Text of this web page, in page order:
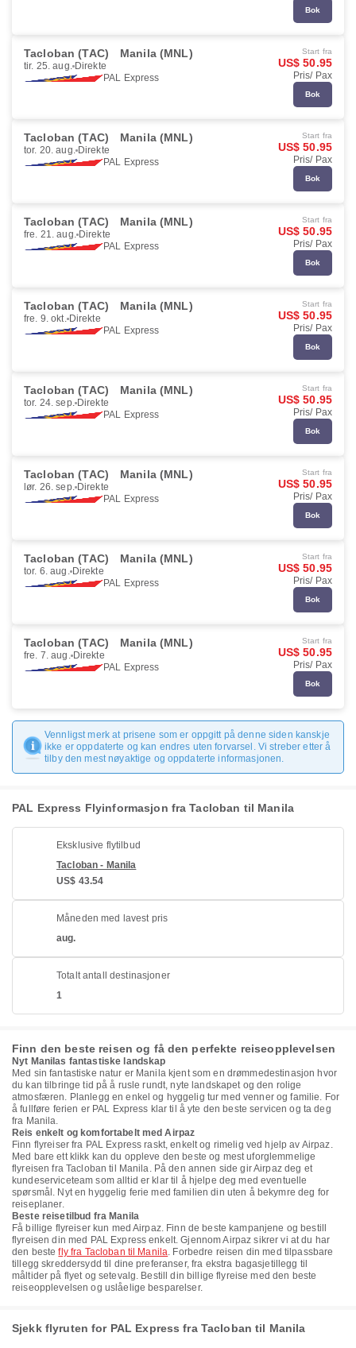
Bok
Tacloban (TAC) Manila (MNL)
tir. 25. aug. Direkte
PAL Express
Start fra
US$ 50.95
Pris/ Pax
Bok
Tacloban (TAC) Manila (MNL)
tor. 20. aug. Direkte
PAL Express
Start fra
US$ 50.95
Pris/ Pax
Bok
Tacloban (TAC) Manila (MNL)
fre. 21. aug. Direkte
PAL Express
Start fra
US$ 50.95
Pris/ Pax
Bok
Tacloban (TAC) Manila (MNL)
fre. 9. okt. Direkte
PAL Express
Start fra
US$ 50.95
Pris/ Pax
Bok
Tacloban (TAC) Manila (MNL)
tor. 24. sep. Direkte
PAL Express
Start fra
US$ 50.95
Pris/ Pax
Bok
Tacloban (TAC) Manila (MNL)
lør. 26. sep. Direkte
PAL Express
Start fra
US$ 50.95
Pris/ Pax
Bok
Tacloban (TAC) Manila (MNL)
tor. 6. aug. Direkte
PAL Express
Start fra
US$ 50.95
Pris/ Pax
Bok
Tacloban (TAC) Manila (MNL)
fre. 7. aug. Direkte
PAL Express
Start fra
US$ 50.95
Pris/ Pax
Bok
Vennligst merk at prisene som er oppgitt på denne siden kanskje
ikke er oppdaterte og kan endres uten forvarsel. Vi streber etter å
tilby den mest nøyaktige og oppdaterte informasjonen.
PAL Express Flyinformasjon fra Tacloban til Manila
Eksklusive flytilbud
Tacloban - Manila
US$ 43.54
Måneden med lavest pris
aug.
Totalt antall destinasjoner
1
Finn den beste reisen og få den perfekte reiseopplevelsen
Nyt Manilas fantastiske landskap
Med sin fantastiske natur er Manila kjent som en drømmedestinasjon hvor
du kan tilbringe tid på å rusle rundt, nyte landskapet og den rolige
atmosfæren. Planlegg en enkel og hyggelig tur med venner og familie. For
å fullføre ferien er PAL Express klar til å yte den beste servicen og ta deg
fra Manila.
Reis enkelt og komfortabelt med Airpaz
Finn flyreiser fra PAL Express raskt, enkelt og rimelig ved hjelp av Airpaz.
Med bare ett klikk kan du oppleve den beste og mest uforglemmelige
flyreisen fra Tacloban til Manila. På den annen side gir Airpaz deg et
kundeserviceteam som alltid er klar til å hjelpe deg med eventuelle
spørsmål. Nyt en hyggelig ferie med familien din uten å bekymre deg for
reiseplaner.
Beste reisetilbud fra Manila
Få billige flyreiser kun med Airpaz. Finn de beste kampanjene og bestill
flyreisen din med PAL Express enkelt. Gjennom Airpaz sikrer vi at du har
den bestefly fra Tacloban til Manila. Forbedre reisen din med tilpassbare
tillegg skreddersydd til dine preferanser, fra ekstra bagasjetillegg til
måltider på flyet og setevalg. Bestill din billige flyreise med den beste
reiseopplevelsen og uslåelige besparelser.
Sjekk flyruten for PAL Express fra Tacloban til Manila